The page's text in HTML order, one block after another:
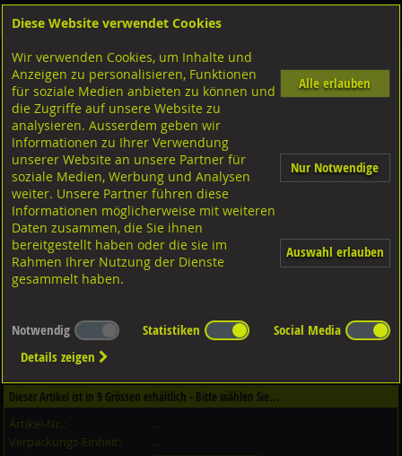
Shop Muttern Innengewinde Sechskantmuttern
Schutzkappen für AussensechskantKunststoff schwarz,
Dieser Artikel ist in 1Qualitäten erhältlich - Bitte wählen Sie...
Qualität / Oberfläche
Dieser Artikel ist in 9 Grössen erhältlich - Bitte wählen Sie...
Artikel-Nr.:
...
Verpackungs-Einheit:
...
Diese Website verwendet Cookies
Wir verwenden Cookies, um Inhalte und
Anzeigen zu personalisieren, Funktionen
für soziale Medien anbieten zu können und
die Zugriffe auf unsere Website zu
analysieren. Ausserdem geben wir
Informationen zu Ihrer Verwendung
unserer Website an unsere Partner für
soziale Medien, Werbung und Analysen
weiter. Unsere Partner führen diese
Informationen möglicherweise mit weiteren
Daten zusammen, die Sie ihnen
bereitgestellt haben oder die sie im
Rahmen Ihrer Nutzung der Dienste
gesammelt haben.
Alle erlauben
Nur Notwendige
Auswahl erlauben
Notwendig Statistiken
Social Media
Details zeigen